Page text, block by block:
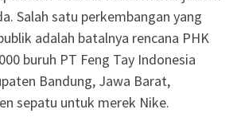
Salah satu perkembangan yang
adalah batalnya rencana PHK
buruh PT Feng Tay Indonesia
Bandung, Jawa Barat,
sepatu untuk merek Nike.